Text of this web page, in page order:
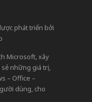
phát triển bởi
Microsoft, xây
những giá trị,
– Office –
dùng, cho